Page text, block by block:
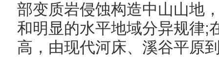
部变质岩侵蚀构造中山山地
和明显的水平地域分异规律;
高，由现代河床、溪谷平原